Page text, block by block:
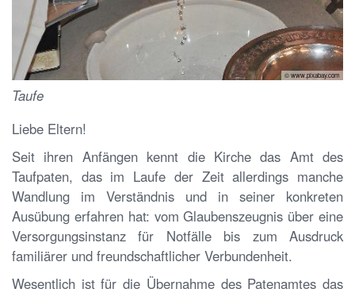
© www.pixabay.com
Taufe
Liebe Eltern!
Seit ihren Anfängen kennt die Kirche das Amt des
Taufpaten, das im Laufe der Zeit allerdings manche
Wandlung im Verständnis und in seiner konkreten
Ausübung erfahren hat: vom Glaubenszeugnis über eine
Versorgungsinstanz für Notfälle bis zum Ausdruck
familiärer und freundschaftlicher Verbundenheit.
Wesentlich ist für die Übernahme des Patenamtes das